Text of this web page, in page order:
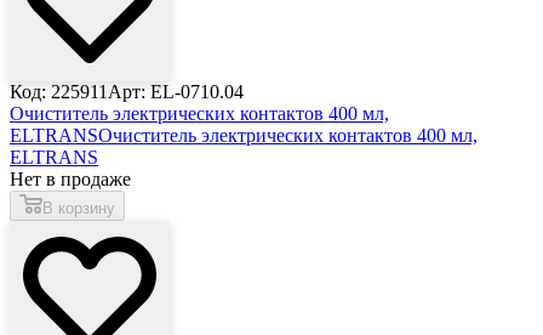
Код: 225911 Арт: EL-0710.04
Очиститель электрических контактов 400 мл,
ELTRANSОчиститель электрических контактов 400 мл,
ELTRANS
Нет в продаже
В корзину